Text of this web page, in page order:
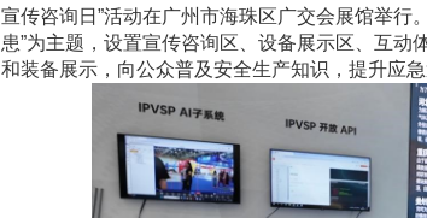
宣传咨询日”活动在广州市海珠区广交会展馆举
患”为主题，设置宣传咨询区、设备展示区、互
和装备展示，向公众普及安全生产知识，提升应